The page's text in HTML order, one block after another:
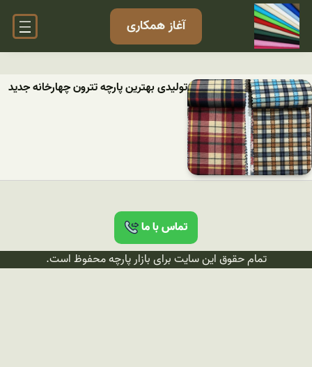
آغاز همکاری
تولیدی بهترین پارچه تترون چهارخانه جدید
تماس با ما
تمام حقوق این سایت برای بازار پارچه محفوظ است.